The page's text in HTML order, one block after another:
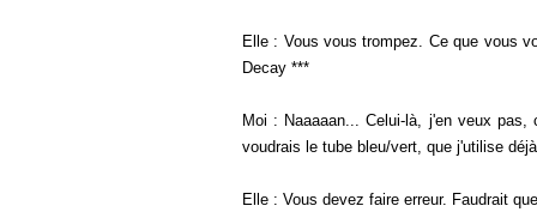
Elle : Vous vous trompez. Ce que vous
Decay ***
Moi : Naaaaan... Celui-là, j'en veux
voudrais le tube bleu/vert, que j'utilise
Elle : Vous devez faire erreur. Faudrait